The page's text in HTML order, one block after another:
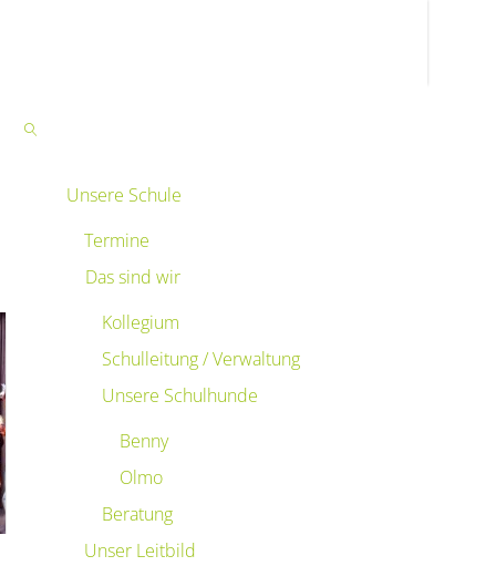
Unsere Schule
Termine
Das sind wir
Kollegium
Schulleitung / Verwaltung
Unsere Schulhunde
Benny
Olmo
Beratung
Unser Leitbild